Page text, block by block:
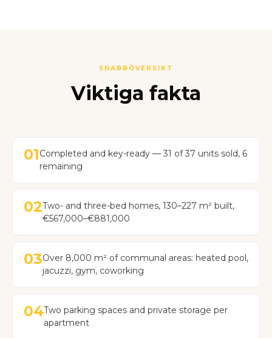
SNABBÖVERSIKT
Viktiga fakta
01Completed and key-ready — 31 of 37 units sold, 6
remaining
02Two- and three-bed homes, 130–227 m² built,
€567,000–€881,000
03Over 8,000 m² of communal areas: heated pool,
jacuzzi, gym, coworking
04Two parking spaces and private storage per
apartment